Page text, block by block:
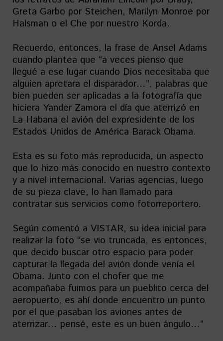
Greta Garbo por Steichen, Marilyn Monroe por
Halsman o el Che por nuestro Korda.
Recuerdo, entonces, la frase de Ansel Adams
cuando plantea que “a veces pienso que
llegué a ese lugar cuando Dios necesitaba que
alguien apretara el disparador…”, palabras que
bien pueden ser aplicadas a la fotografía que
hiciera Yander Zamora el día que aterrizó en
La Habana el avión del expresidente de los
Estados Unidos de América Barack Obama.
Esta es su foto más reproducida, un aspecto
que lo hizo más conocido en nuestro contexto
y a nivel internacional. Varias agencias, luego
de su pieza clave, lo han llamado para
contratar sus servicios como fotorreportero.
Según comentó a VISTAR, su idea inicial para
realizar la foto “se vio truncada, es entonces,
que decido buscar otro espacio para poder
capturar la llegada del avión donde venía el
Obama. Junto con el chofer que me
acompañaba fuimos para un pueblito cerca del
aeropuerto, es ahí donde encuentro un punto
por el que pasaban los aviones antes de
aterrizar… pensé, este es un buen ángulo…”